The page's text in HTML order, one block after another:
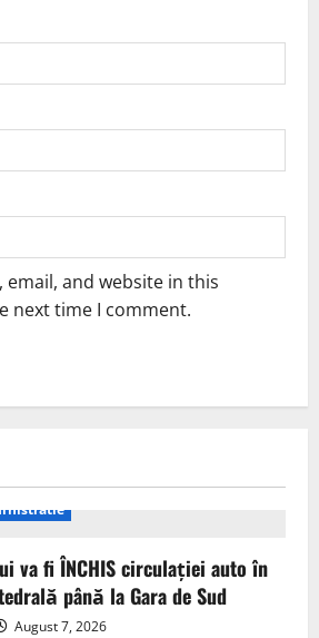
email, and website in this
next time I comment.
va fi ÎNCHIS circulației auto în
până la Gara de Sud
August 7, 2026